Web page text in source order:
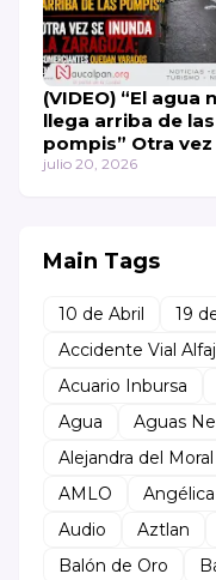
(VIDEO) “El agua
llega arriba de las
pompis” Otra vez
inunda la
julio 20, 2026
Main Tags
10 de Abril 19
Accidente Vial
Acuario Inbursa
Agua
Aguas
Alejandra del Moral
AMLO
Audio
Aztlan
Balón de Oro